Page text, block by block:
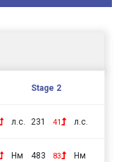
Stage 2
л.с. 231 41 л.с.
Нм 483 83 Нм